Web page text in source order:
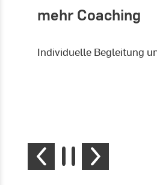
mehr Coaching
Individuelle Begleitung